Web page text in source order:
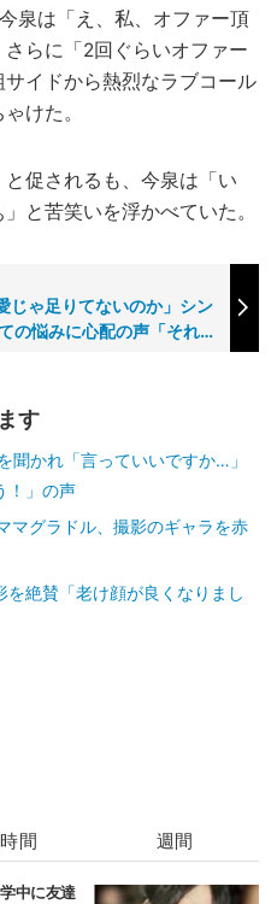
泉は「え、私、オファー頂
らに「2回ぐらいオファー
イドから熱烈なラブコール
けた。
促されるも、今泉は「い
と苦笑いを浮かべていた。
じゃ足りてないのか」シン
の悩みに心配の声「それ
す
聞かれ「言っていいですか…」
！」の声
マグラドル、撮影のギャラを赤
絶賛「老け顔が良くなりまし
間 週間
中に友達